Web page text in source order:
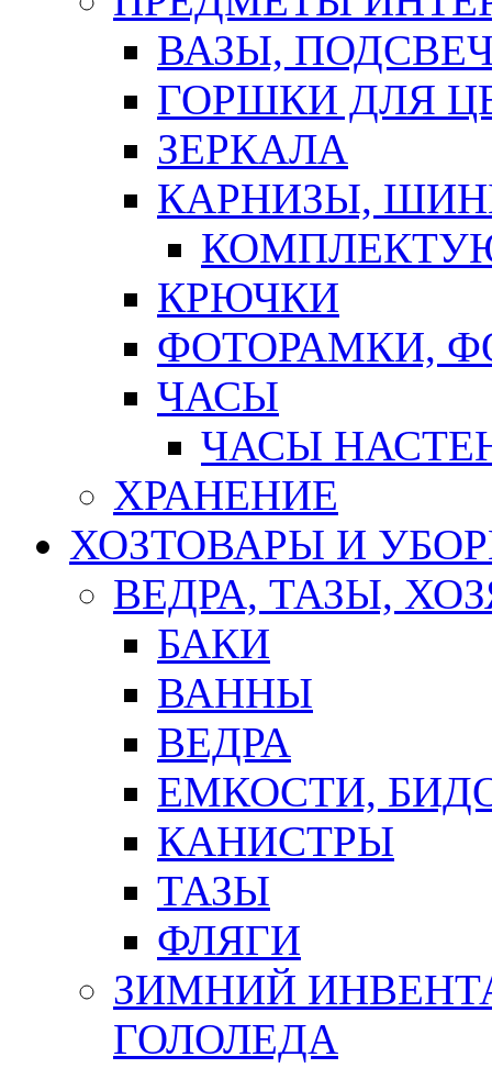
ВАЗЫ,
ГОРШКИ ДЛЯ
ЗЕРКАЛА
КАРНИЗЫ,
КРЮЧКИ
ФОТОРАМКИ,
ЧАСЫ
ЧАСЫ
ХРАНЕНИЕ
ХОЗТОВАРЫ И
ВЕДРА, ТАЗЫ,
БАКИ
ВАННЫ
ВЕДРА
ЕМКОСТИ,
КАНИСТРЫ
ТАЗЫ
ФЛЯГИ
ЗИМНИЙ
ГОЛОЛЕДА